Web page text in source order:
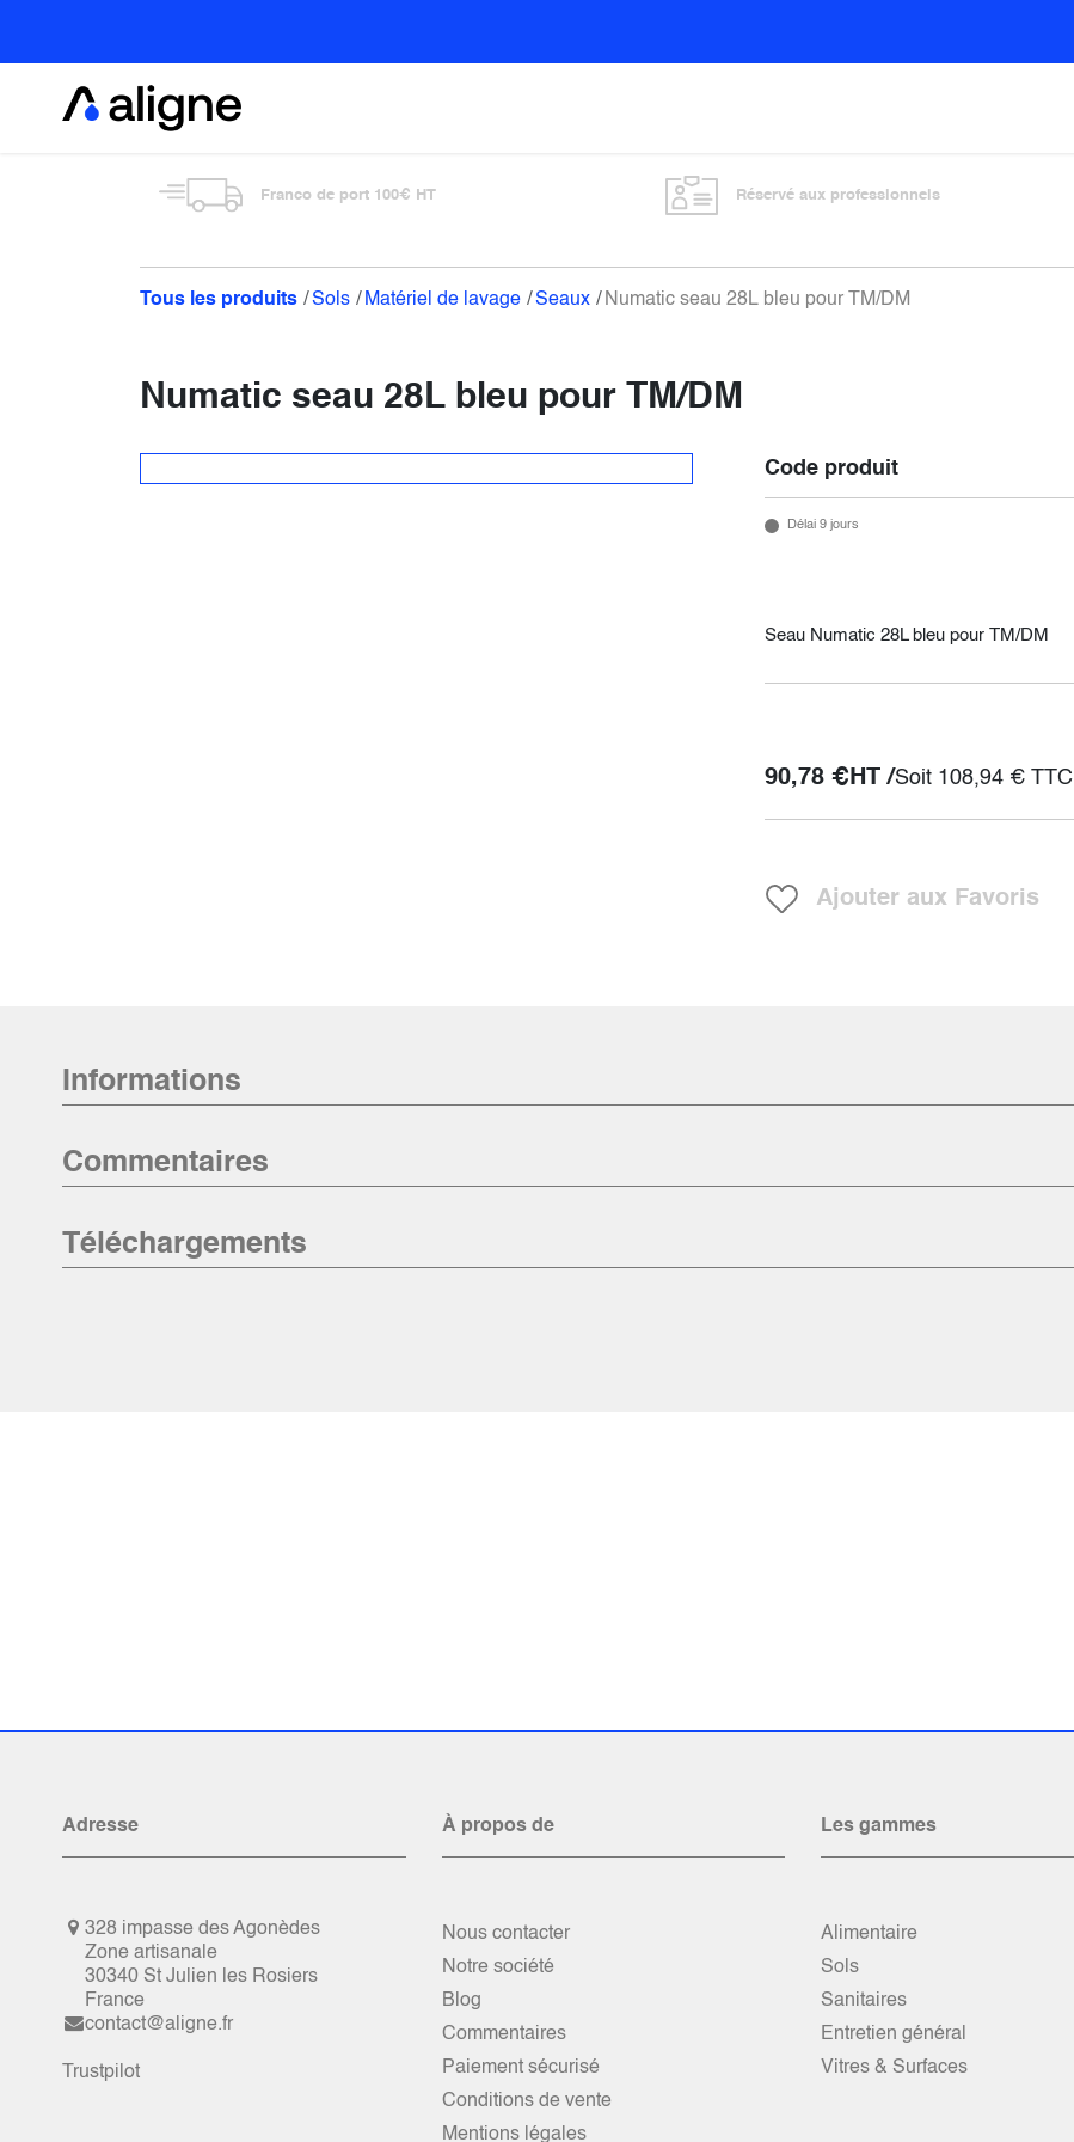
Franco de port 100€ HT Réservé aux professionnels
Tous les produits Sols Matériel de lavage Seaux Numatic seau 28L bleu pour TM/DM
Numatic seau 28L bleu pour TM/DM
Code produit
Délai 9 jours
Seau Numatic 28L bleu pour TM/DM
90,78€ HT /Soit 108,94€TTC
Ajouter aux Favoris
Informations
Commentaires
Téléchargements
Adresse
328 impasse des Agonèdes
Zone artisanale
30340 St Julien les Rosiers
France
contact@aligne.fr
Trustpilot
À propos de
Nous contacter
Notre société
Blog
Commentaires
Paiement sécurisé
Conditions de vente
Mentions légales
Les gammes
Alimentaire
Sols
Sanitaires
Entretien général
Vitres & Surfaces